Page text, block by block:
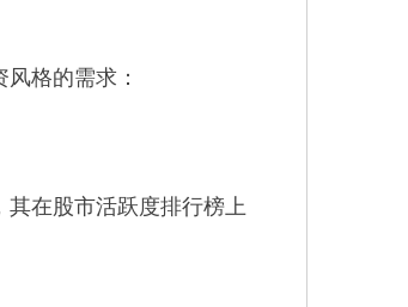
格的需求：
在股市活跃度排行榜上